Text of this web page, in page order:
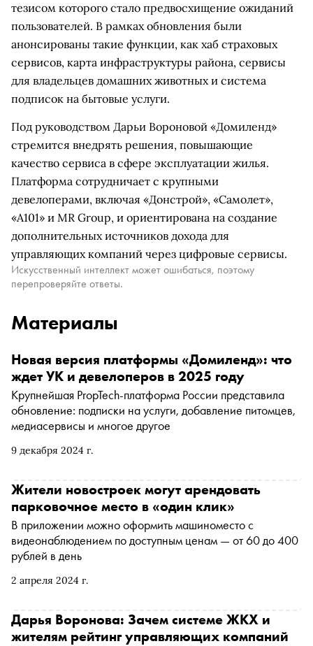
тезисом которого стало предвосхищение ожиданий
пользователей. В рамках обновления были
анонсированы такие функции, как хаб страховых
сервисов, карта инфраструктуры района, сервисы
для владельцев домашних животных и система
подписок на бытовые услуги.
Под руководством Дарьи Вороновой «Домиленд»
стремится внедрять решения, повышающие
качество сервиса в сфере эксплуатации жилья.
Платформа сотрудничает с крупными
девелоперами, включая «Донстрой», «Самолет»,
«А101» и MR Group, и ориентирована на создание
дополнительных источников дохода для
управляющих компаний через цифровые сервисы.
Искусственный интеллект может ошибаться, поэтому
перепроверяйте ответы.
Материалы
9 декабря 2024 г.
Новая версия платформы «Домиленд»: что
ждет УК и девелоперов в 2025 году
Крупнейшая PropTech-платформа России представила
обновление: подписки на услуги, добавление питомцев,
медиасервисы и многое другое
2 апреля 2024 г.
Жители новостроек могут арендовать
парковочное место в «один клик»
В приложении можно оформить машиноместо с
видеонаблюдением по доступным ценам — от 60 до 400
рублей в день
Дарья Воронова: Зачем системе ЖКХ и
жителям рейтинг управляющих компаний